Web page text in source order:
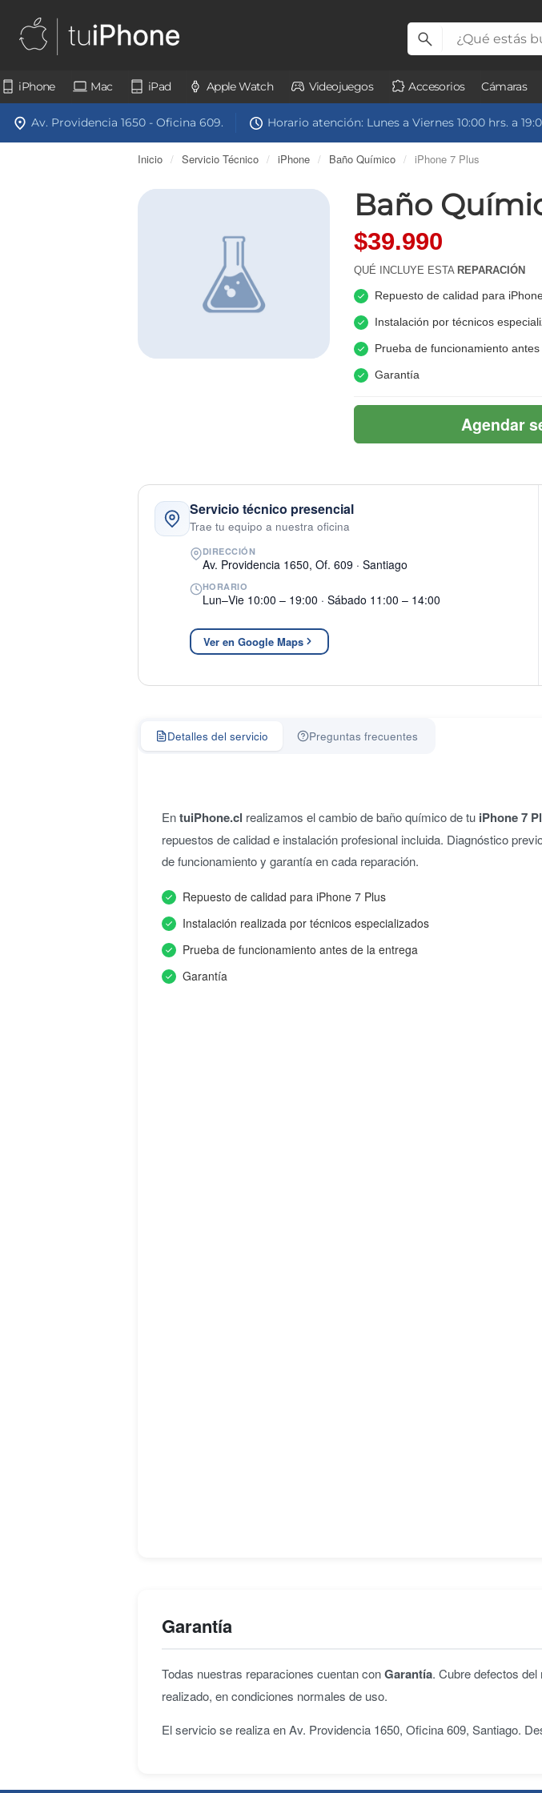
iPhone Mac iPad Apple Watch Videojuegos Accesorios Cámaras
Av. Providencia 1650 - Oficina 609. Horario atención: Lunes a Viernes 10:00 hrs. a
Inicio / Servicio Técnico / iPhone / Baño Químico / iPhone 7 Plus
Baño
$39.990
QUÉ INCLUYE ESTA REPARACIÓN
Repuesto de calidad para
Instalación por técnicos
Prueba de funcionamiento
Garantía
Agendar
Servicio técnico presencial
Trae tu equipo a nuestra oficina
DIRECCIÓN
Av. Providencia 1650, Of. 609 · Santiago
HORARIO
Lun–Vie 10:00 – 19:00 · Sábado 11:00 – 14:00
Ver en Google Maps
Detalles del servicio Preguntas frecuentes
EntuiPhone.cl realizamos el cambio de baño químico de tu iPhone 7
repuestos de calidad e instalación profesional incluida. Diagnóstico
de funcionamiento y garantía en cada reparación.
Repuesto de calidad para iPhone 7 Plus
Instalación realizada por técnicos especializados
Prueba de funcionamiento antes de la entrega
Garantía
Garantía
Todas nuestras reparaciones cuentan conGarantía. Cubre defectos
realizado, en condiciones normales de uso.
El servicio se realiza en Av. Providencia 1650, Oficina 609, Santiago.